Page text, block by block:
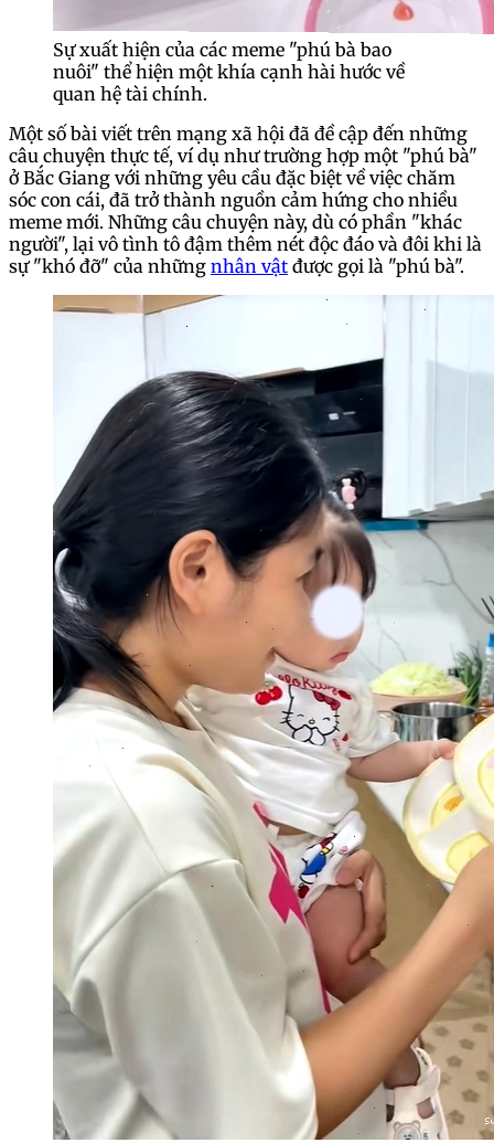
Sự xuất hiện của các meme "phú bà bao
nuôi" thể hiện một khía cạnh hài hước về
quan hệ tài chính.
Một số bài viết trên mạng xã hội đã đề cập đến những
câu chuyện thực tế, ví dụ như trường hợp một "phú bà"
ở Bắc Giang với những yêu cầu đặc biệt về việc chăm
sóc con cái, đã trở thành nguồn cảm hứng cho nhiều
meme mới. Những câu chuyện này, dù có phần "khác
người", lại vô tình tô đậm thêm nét độc đáo và đôi khi là
sự "khó đỡ" của những nhân vật được gọi là "phú bà".